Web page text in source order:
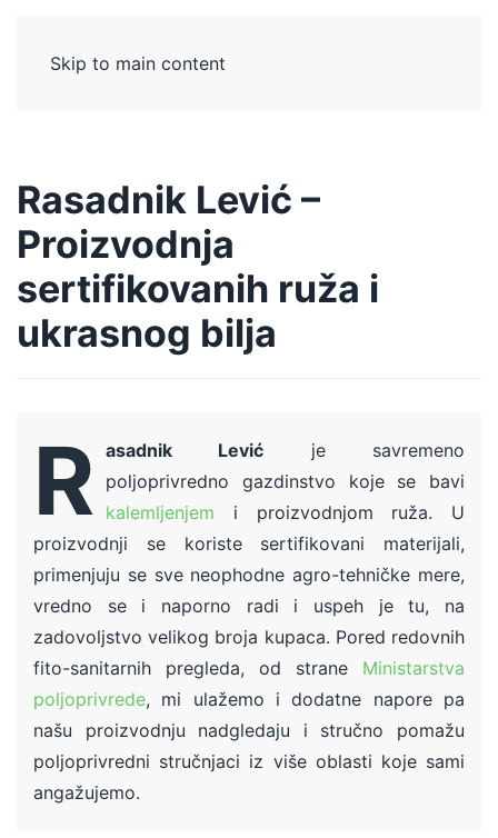
Skip to main content
Rasadnik Lević –
Proizvodnja
sertifikovanih ruža i
ukrasnog bilja
R asadnik Lević je savremeno
poljoprivredno gazdinstvo koje se bavi
kalemljenjem i proizvodnjom ruža. U
proizvodnji se koriste sertifikovani materijali,
primenjuju se sve neophodne agro-tehničke mere,
vredno se i naporno radi i uspeh je tu, na
zadovoljstvo velikog broja kupaca. Pored redovnih
fito-sanitarnih pregleda, od strane Ministarstva
poljoprivrede, mi ulažemo i dodatne napore pa
našu proizvodnju nadgledaju i stručno pomažu
poljoprivredni stručnjaci iz više oblasti koje sami
angažujemo.